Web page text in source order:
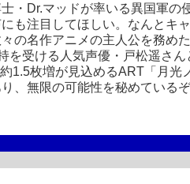
・Dr.マッドが率いる異国軍の
も注目してほしい。なんとキ
の名作アニメの主人公を務め
受ける人気声優・戸松遥さん
1.5枚増が見込めるART「月
、無限の可能性を秘めているぞ